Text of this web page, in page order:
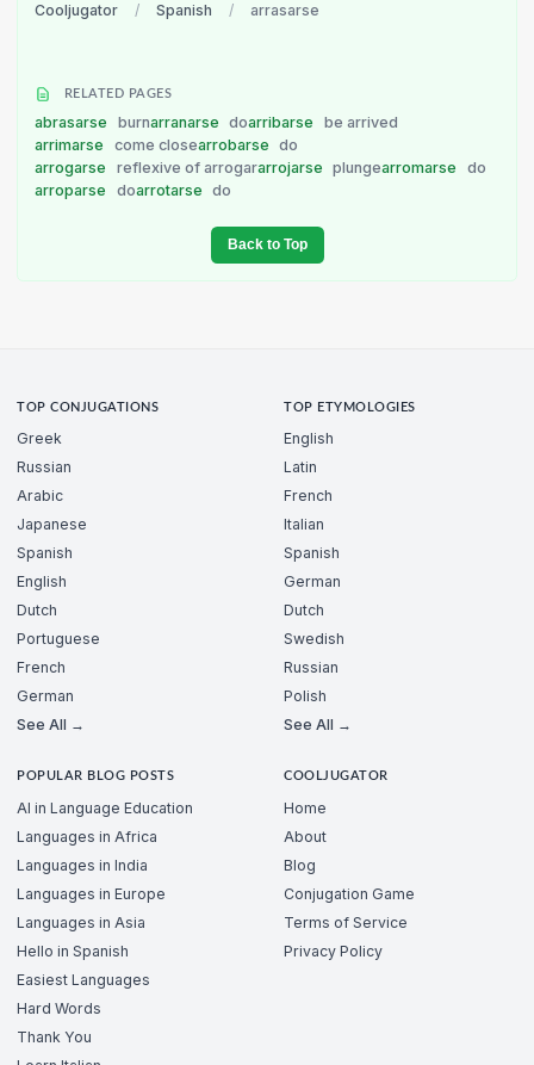
Cooljugator / Spanish / arrasarse
RELATED PAGES
abrasarse burnarranarse doarribarse
be arrived
arrimarse
come closearrobarse
do
arrogarse
reflexive of arrogararrojarse plungearromarse
do
arroparse
doarrotarse do
Back to Top
TOP CONJUGATIONS
Greek
Russian
Arabic
Japanese
Spanish
English
Dutch
Portuguese
French
German
See All →
TOP ETYMOLOGIES
English
Latin
French
Italian
Spanish
German
Dutch
Swedish
Russian
Polish
See All →
POPULAR BLOG POSTS
AI in Language Education
Languages in Africa
Languages in India
Languages in Europe
Languages in Asia
Hello in Spanish
Easiest Languages
Hard Words
Thank You
COOLJUGATOR
Home
About
Blog
Conjugation Game
Terms of Service
Privacy Policy